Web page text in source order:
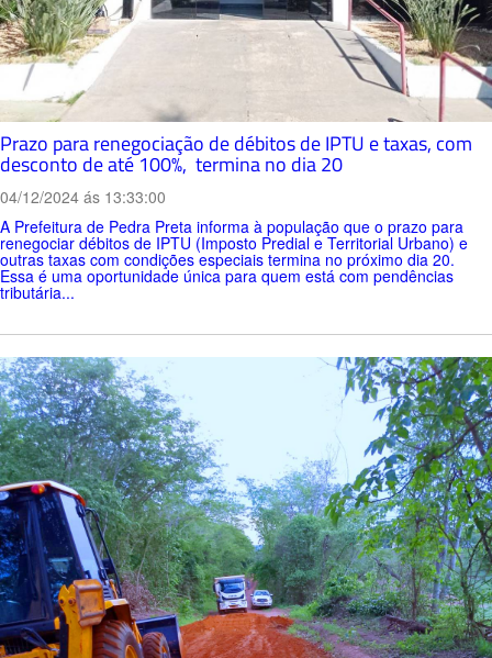
Prazo para renegociação de débitos de IPTU e taxas, com
desconto de até 100%, termina no dia 20
04/12/2024 ás 13:33:00
A Prefeitura de Pedra Preta informa à população que o prazo para
renegociar débitos de IPTU (Imposto Predial e Territorial Urbano) e
outras taxas com condições especiais termina no próximo dia 20.
Essa é uma oportunidade única para quem está com pendências
tributária...